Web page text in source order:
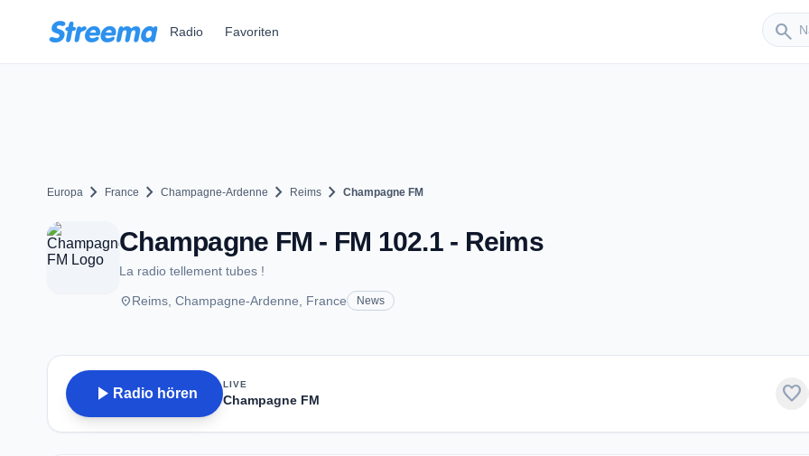
Radio Favoriten search
Sender
Europa chevron_right France chevron_right Champagne-Ardenne chevron_right Reims chevron_right Champagne FM
Champagne FM - FM 102.1 - Reims
La radio tellement tubes !
placeReims, Champagne-Ardenne, France News
play_arrow Radio hören
LIVE
Champagne FM favorite